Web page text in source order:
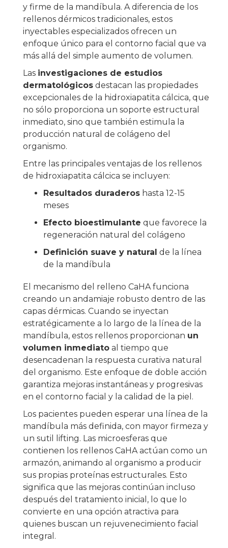
y firme de la mandíbula. A diferencia de los
rellenos dérmicos tradicionales, estos
inyectables especializados ofrecen un
enfoque único para el contorno facial que va
más allá del simple aumento de volumen.
Las investigaciones de estudios
dermatológicos destacan las propiedades
excepcionales de la hidroxiapatita cálcica, que
no sólo proporciona un soporte estructural
inmediato, sino que también estimula la
producción natural de colágeno del
organismo.
Entre las principales ventajas de los rellenos
de hidroxiapatita cálcica se incluyen:
Resultados duraderos hasta 12-15
meses
Efecto bioestimulante que favorece la
regeneración natural del colágeno
Definición suave y natural de la línea
de la mandíbula
El mecanismo del relleno CaHA funciona
creando un andamiaje robusto dentro de las
capas dérmicas. Cuando se inyectan
estratégicamente a lo largo de la línea de la
mandíbula, estos rellenos proporcionan un
volumen inmediato al tiempo que
desencadenan la respuesta curativa natural
del organismo. Este enfoque de doble acción
garantiza mejoras instantáneas y progresivas
en el contorno facial y la calidad de la piel.
Los pacientes pueden esperar una línea de la
mandíbula más definida, con mayor firmeza y
un sutil lifting. Las microesferas que
contienen los rellenos CaHA actúan como un
armazón, animando al organismo a producir
sus propias proteínas estructurales. Esto
significa que las mejoras continúan incluso
después del tratamiento inicial, lo que lo
convierte en una opción atractiva para
quienes buscan un rejuvenecimiento facial
integral.